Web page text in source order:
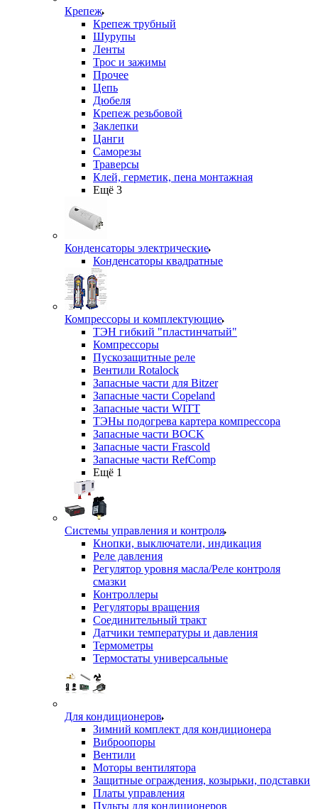
Крепеж
Крепеж трубный
Шурупы
Ленты
Трос и зажимы
Прочее
Цепь
Дюбеля
Крепеж резьбовой
Заклепки
Цанги
Саморезы
Траверсы
Клей, герметик, пена монтажная
Ещё 3
Конденсаторы электрические
Конденсаторы квадратные
Компрессоры и комплектующие
ТЭН гибкий "пластинчатый"
Компрессоры
Пускозащитные реле
Вентили Rotalock
Запасные части для Bitzer
Запасные части Copeland
Запасные части WITT
ТЭНы подогрева картера компрессора
Запасные части BOCK
Запасные части Frascold
Запасные части RefComp
Ещё 1
Системы управления и контроля
Кнопки, выключатели, индикация
Реле давления
Регулятор уровня масла/Реле контроля
смазки
Контроллеры
Регуляторы вращения
Соединительный тракт
Датчики температуры и давления
Термометры
Термостаты универсальные
Для кондиционеров
Зимний комплект для кондиционера
Виброопоры
Вентили
Моторы вентилятора
Защитные ограждения, козырьки, подставки
Платы управления
Пульты для кондиционеров